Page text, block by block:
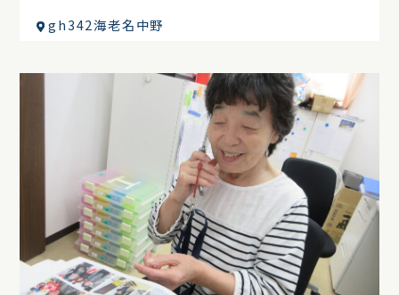
gh342海老名中野